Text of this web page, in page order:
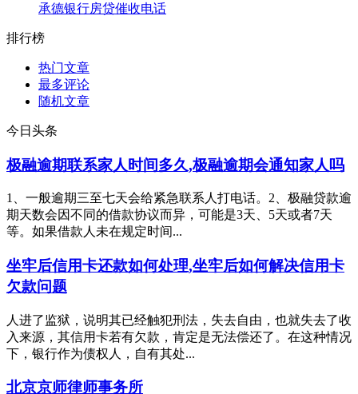
承德银行房贷催收电话
排行榜
热门文章
最多评论
随机文章
今日头条
极融逾期联系家人时间多久,极融逾期会通知家人吗
1、一般逾期三至七天会给紧急联系人打电话。2、极融贷款逾
期天数会因不同的借款协议而异，可能是3天、5天或者7天
等。如果借款人未在规定时间...
坐牢后信用卡还款如何处理,坐牢后如何解决信用卡
欠款问题
人进了监狱，说明其已经触犯刑法，失去自由，也就失去了收
入来源，其信用卡若有欠款，肯定是无法偿还了。在这种情况
下，银行作为债权人，自有其处...
北京京师律师事务所